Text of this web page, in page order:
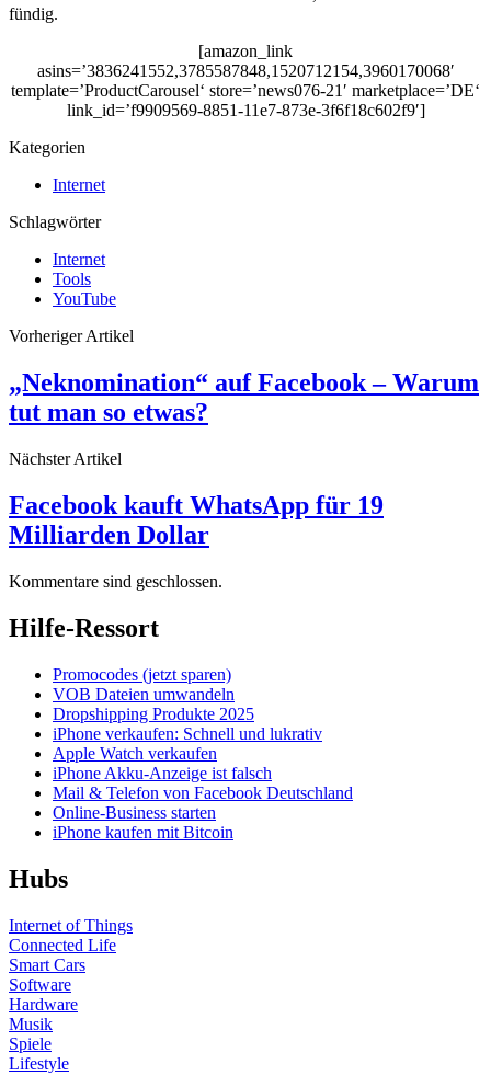
fündig.
[amazon_link
asins=’3836241552,3785587848,1520712154,3960170068′
template=’ProductCarousel‘ store=’news076-21′ marketplace=’DE‘
link_id=’f9909569-8851-11e7-873e-3f6f18c602f9′]
Kategorien
Internet
Schlagwörter
Internet
Tools
YouTube
Vorheriger Artikel
„Neknomination“ auf Facebook – Warum
tut man so etwas?
Nächster Artikel
Facebook kauft WhatsApp für 19
Milliarden Dollar
Kommentare sind geschlossen.
Hilfe-Ressort
Promocodes (jetzt sparen)
VOB Dateien umwandeln
Dropshipping Produkte 2025
iPhone verkaufen: Schnell und lukrativ
Apple Watch verkaufen
iPhone Akku-Anzeige ist falsch
Mail & Telefon von Facebook Deutschland
Online-Business starten
iPhone kaufen mit Bitcoin
Hubs
Internet of Things
Connected Life
Smart Cars
Software
Hardware
Musik
Spiele
Lifestyle